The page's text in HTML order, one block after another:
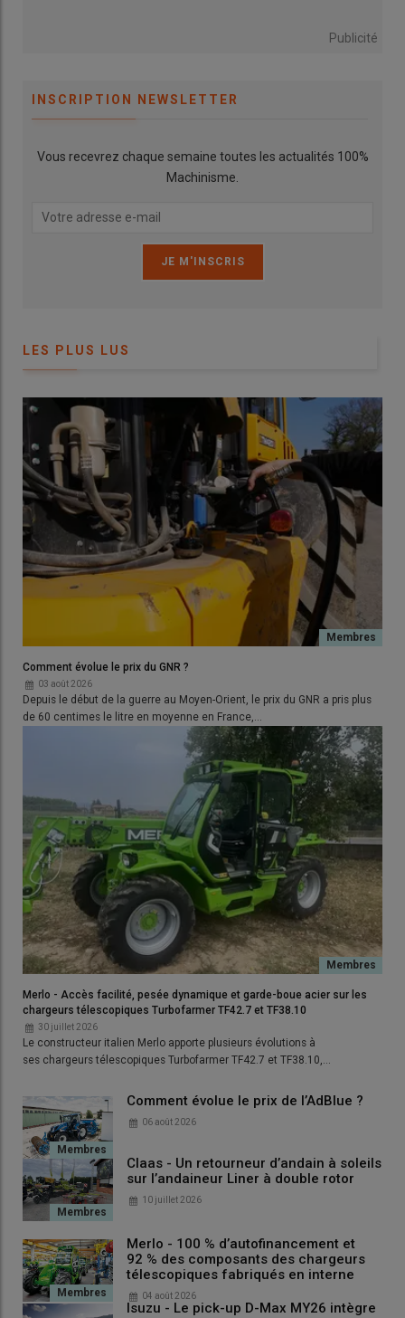
Publicité
INSCRIPTION NEWSLETTER
Vous recevrez chaque semaine toutes les actualités 100%
Machinisme.
LES PLUS LUS
Comment évolue le prix du GNR ?
03 août 2026
Depuis le début de la guerre au Moyen-Orient, le prix du GNR a pris plus
de 60 centimes le litre en moyenne en France,…
Merlo - Accès facilité, pesée dynamique et garde-boue acier sur les
chargeurs télescopiques Turbofarmer TF42.7 et TF38.10
30 juillet 2026
Le constructeur italien Merlo apporte plusieurs évolutions à
ses chargeurs télescopiques Turbofarmer TF42.7 et TF38.10,…
Comment évolue le prix de l’AdBlue ?
06 août 2026
Claas - Un retourneur d’andain à soleils
sur l’andaineur Liner à double rotor
10 juillet 2026
Merlo - 100 % d’autofinancement et
92 % des composants des chargeurs
télescopiques fabriqués en interne
04 août 2026
Isuzu - Le pick-up D-Max MY26 intègre